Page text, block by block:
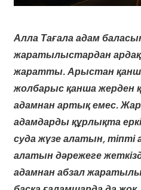
Алла Тағала адам
жаратылыстардан
жаратты. Арыстан
жолбарыс қанша жерден
адамнан артық емес.
адамдарды құрлықта
суда жүзе алатын, тіпті
алатын дәрежеге
адамнан абзал